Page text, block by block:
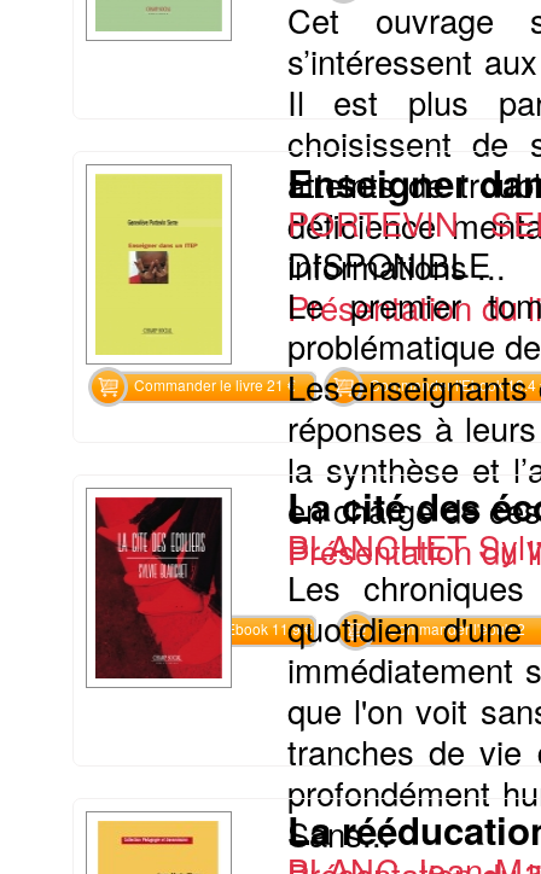
Cet ouvrage
s’intéressent
Il est plus
choisissent de
atteints de
déficience
informations ...
Présentation du
Commander le livre 21 € Commander l'Ebook 10.4
Enseigner
PORTEVIN
DISPONIBLE
Le premier
problématique
Les
réponses à
la synthèse et
en charge de
Présentation du
Commander l'Ebook 11.9 € Commander l'epub 2
La cité des
BLANCHET
Les
quotidien
immédiatement
que l'on voit
tranches de vie
profondément
Sans...
La